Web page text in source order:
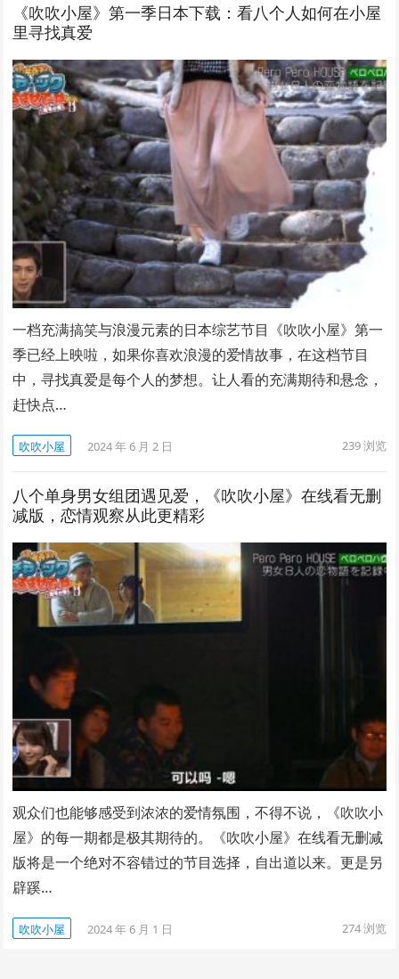
《吹吹小屋》第一季日本下载：看八个人如何在小屋
里寻找真爱
一档充满搞笑与浪漫元素的日本综艺节目《吹吹小屋》第一
季已经上映啦，如果你喜欢浪漫的爱情故事，在这档节目
中，寻找真爱是每个人的梦想。让人看的充满期待和悬念，
赶快点…
吹吹小屋 2024 年 6 月 2 日 239浏览
八个单身男女组团遇见爱，《吹吹小屋》在线看无删
减版，恋情观察从此更精彩
观众们也能够感受到浓浓的爱情氛围，不得不说，《吹吹小
屋》的每一期都是极其期待的。《吹吹小屋》在线看无删减
版将是一个绝对不容错过的节目选择，自出道以来。更是另
辟蹊…
吹吹小屋 2024 年 6 月 1 日 274浏览